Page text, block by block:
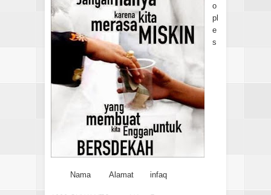
o
pl
e
s
Nama Alamat infaq